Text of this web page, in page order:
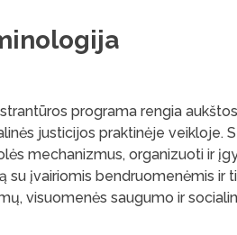
programa rengia
justicijos praktinėje
mechanizmus, organizuoti ir
su įvairiomis bendruomenėmis
visuomenės saugumo ir